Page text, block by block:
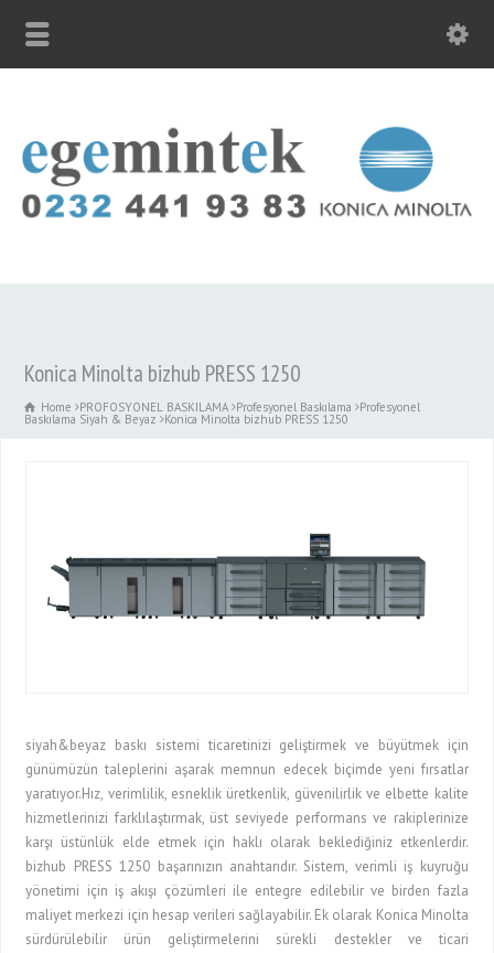
Konica Minolta bizhub PRESS 1250
Home PROFOSYONEL BASKILAMA Profesyonel Baskılama Profesyonel
Baskılama Siyah & Beyaz Konica Minolta bizhub PRESS 1250
siyah&beyaz baskı sistemi ticaretinizi geliştirmek ve büyütmek için
günümüzün taleplerini aşarak memnun edecek biçimde yeni fırsatlar
yaratıyor.Hız, verimlilik, esneklik üretkenlik, güvenilirlik ve elbette kalite
hizmetlerinizi farklılaştırmak, üst seviyede performans ve rakiplerinize
karşı üstünlük elde etmek için haklı olarak beklediğiniz etkenlerdir.
bizhub PRESS 1250 başarınızın anahtarıdır. Sistem, verimli iş kuyruğu
yönetimi için iş akışı çözümleri ile entegre edilebilir ve birden fazla
maliyet merkezi için hesap verileri sağlayabilir. Ek olarak Konica Minolta
sürdürülebilir ürün geliştirmelerini sürekli destekler ve ticari